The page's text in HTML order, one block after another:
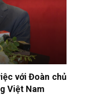
với Đoàn chủ
Việt Nam